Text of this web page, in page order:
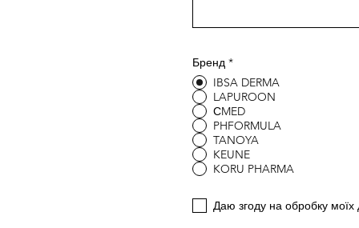
Бренд *
IBSA DERMA
LAPUROON
СMED
PHFORMULA
TANOYA
KEUNE
KORU PHARMA
Даю згоду на обробку моїх